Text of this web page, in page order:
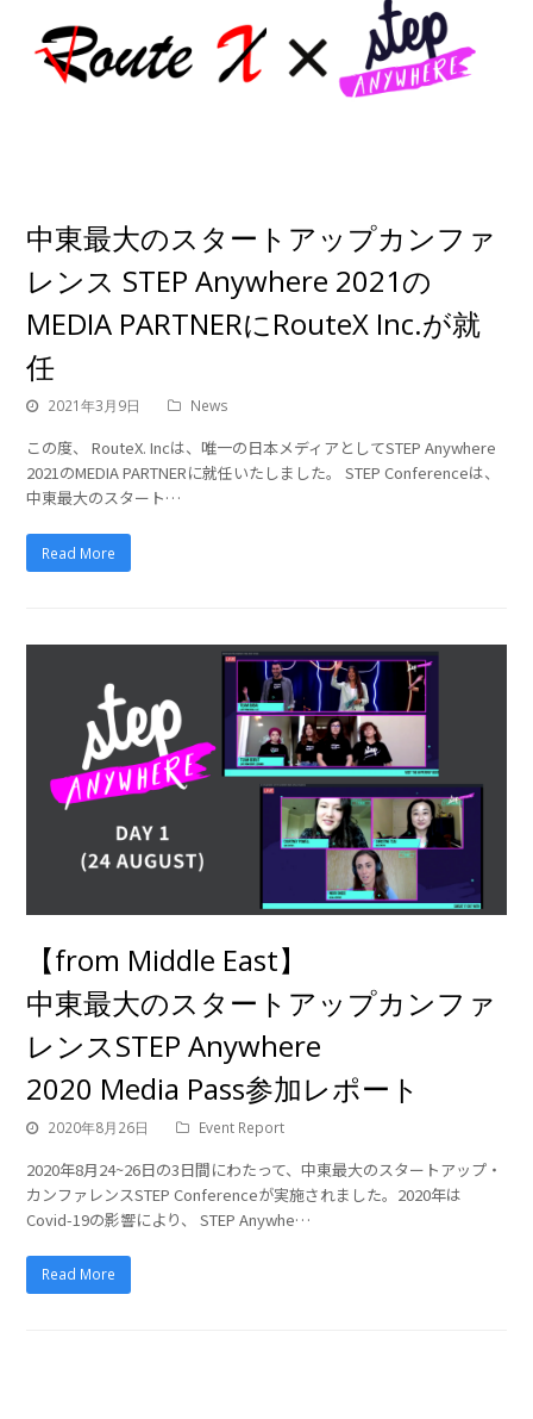
中東最大のスタートアップカンファ
レンス STEP Anywhere 2021の
MEDIA PARTNERにRouteX Inc.が就
任
2021年3月9日 News
この度、 RouteX. Incは、唯一の日本メディアとしてSTEP Anywhere
2021のMEDIA PARTNERに就任いたしました。 STEP Conferenceは、
中東最大のスタート…
Read More
【from Middle East】
中東最大のスタートアップカンファ
レンスSTEP Anywhere
2020 Media Pass参加レポート
2020年8月26日 Event Report
2020年8月24~26日の3日間にわたって、中東最大のスタートアップ・
カンファレンスSTEP Conferenceが実施されました。2020年は
Covid-19の影響により、 STEP Anywhe…
Read More